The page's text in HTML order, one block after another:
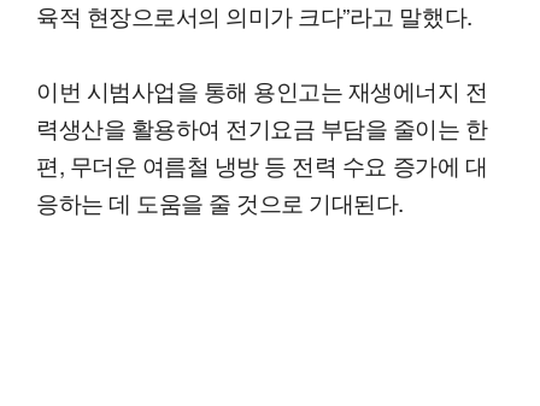
육적 현장으로서의 의미가 크다”라고 말했다.
이번 시범사업을 통해 용인고는 재생에너지 전
력생산을 활용하여 전기요금 부담을 줄이는 한
편, 무더운 여름철 냉방 등 전력 수요 증가에 대
응하는 데 도움을 줄 것으로 기대된다.